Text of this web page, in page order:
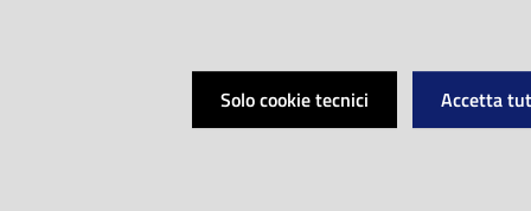
L'opera è polvere
Solo cookie tecnici Accetta